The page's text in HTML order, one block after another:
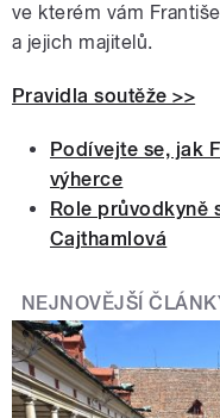
ve kterém vám
a jejich majitelů.
Pravidla soutěže >>
Podívejte se, jak
výherce
Role průvodkyně
Cajthamlová
NEJNOVĚJŠÍ